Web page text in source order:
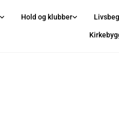
Hold og klubber